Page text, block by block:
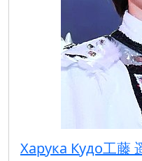
Харука Кудо工藤